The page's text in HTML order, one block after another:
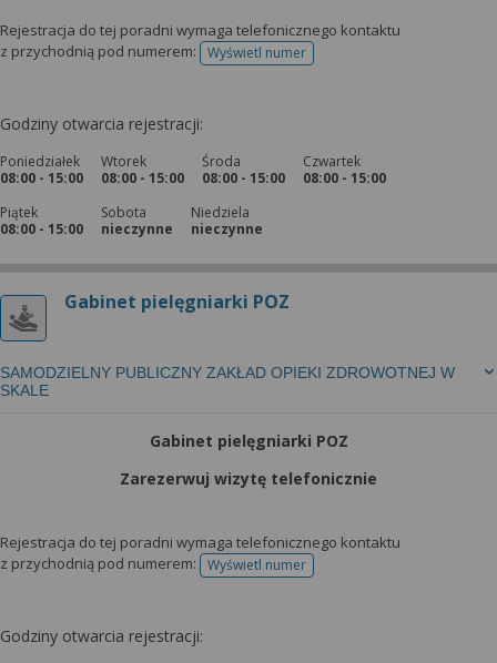
Rejestracja do tej poradni wymaga telefonicznego kontaktu
z przychodnią pod numerem:
Wyświetl numertelefonu do rejestracji
Godziny otwarcia rejestracji:
Poniedziałek
08:00 - 15:00
Wtorek
08:00 - 15:00
Środa
08:00 - 15:00
Czwartek
08:00 - 15:00
Piątek
08:00 - 15:00
Sobota
nieczynne
Niedziela
nieczynne
Gabinet pielęgniarki POZ
SAMODZIELNY PUBLICZNY ZAKŁAD OPIEKI ZDROWOTNEJ W
SKALE
Gabinet pielęgniarki POZ
Zarezerwuj wizytę telefonicznie
Rejestracja do tej poradni wymaga telefonicznego kontaktu
z przychodnią pod numerem:
Wyświetl numertelefonu do rejestracji
Godziny otwarcia rejestracji: